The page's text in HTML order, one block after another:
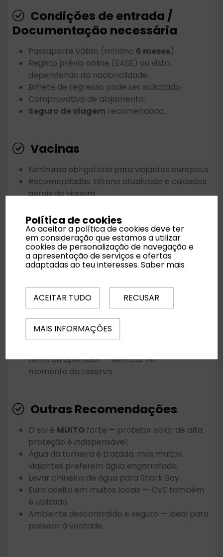
Condições de entrada /
Documentação necessária
Passaporte válido (mínimo 6 meses).
Registo prévio online (EASE) ou visto,
dependendo da nacionalidade.
Bilhete de regresso pode ser solicitado.
Comprovativo de alojamento.
Seguro de viagem recomendado.
Vacinas
Nenhuma obrigatória para viajantes europeus.
Recomendadas: tétano atualizado e cuidados
gerais de viagem.
Reservas
Incluído: Alojamento no regime contratado;
Transfers de/para aeroporto; Transporte
(recomendado);
Não incluído: Atividades extra (kitesurf,
passeios, tours, mergulho); Alimentação fora
do regime contratado; Equipamento especial,
aluguer, despesas pessoais;
tarifa ou operador — verificar no
momento da reserva
Outras Recomendações
O sol é MUITO forte — protetor solar de alta
proteção é indispensável.
Água da torneira é tratada, mas muitos
viajantes preferem água engarrafada.
Levar chinelos de água para Shark Bay.
Euro aceito em muitos locais — CVE também
é utilizado.
Ambiente descontraído e seguro — ideal para
passear à vontade.
Política de cookies
Ao aceitar a política de cookies deve ter
em consideração que estamos a utilizar
cookies de personalização de navegação e
a apresentação de serviços e ofertas
adaptadas ao teu interesses.Saber mais
ACEITAR TUDO RECUSAR
MAIS INFORMAÇÕES